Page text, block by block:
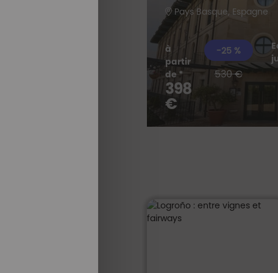
Pays Basque, Espagne
à
partir
de *
398
€
-25 %
530 €